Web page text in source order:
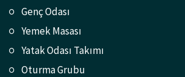
Genç Odası
Yemek Masası
Yatak Odası Takımı
Oturma Grubu